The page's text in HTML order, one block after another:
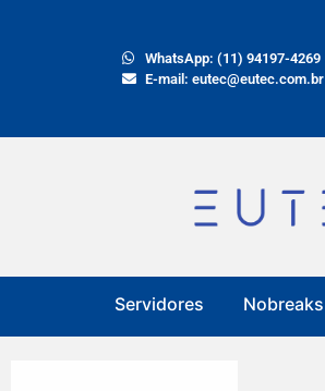
WhatsApp: (11) 94197-4269
E-mail: eutec@eutec.com.br
Servidores Nobreaks